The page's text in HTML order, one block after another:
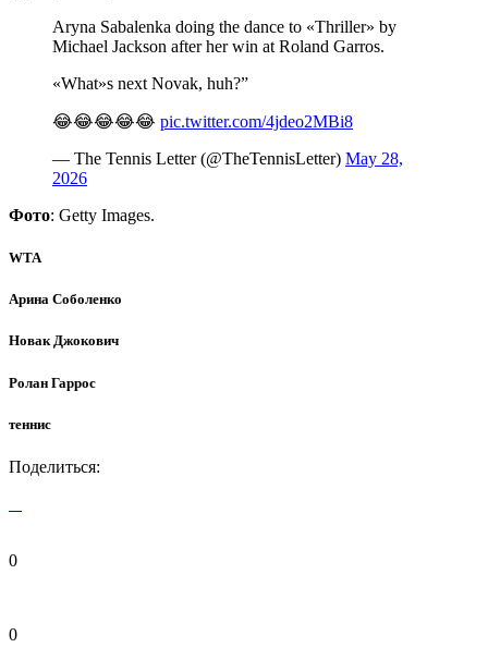
Aryna Sabalenka doing the dance to «Thriller» by
Michael Jackson after her win at Roland Garros.
«What»s next Novak, huh?”
😂😂😂😂😂 pic.twitter.com/4jdeo2MBi8
— The Tennis Letter (@TheTennisLetter) May 28,
2026
Фото: Getty Images.
WTA
Арина Соболенко
Новак Джокович
Ролан Гаррос
теннис
Поделиться:
0
0